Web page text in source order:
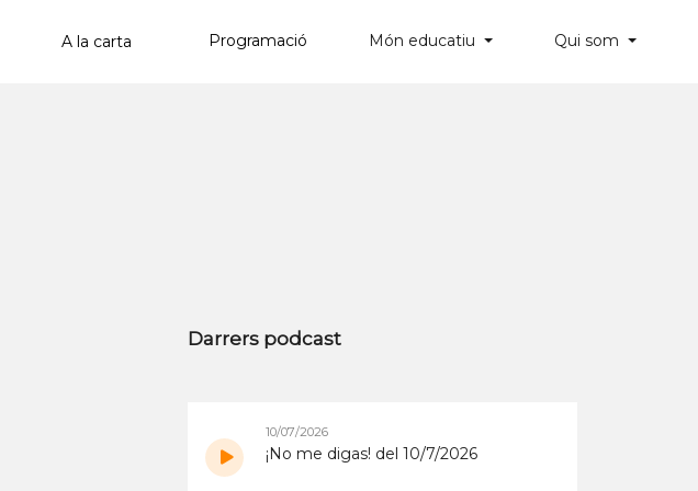
Programació Món educatiu Qui som
Darrers podcast
10/07/2026
¡No me digas! del 10/7/2026